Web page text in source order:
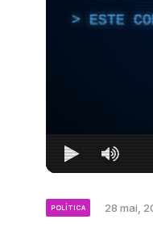
ESTE
POLÍTICA 28 mai,